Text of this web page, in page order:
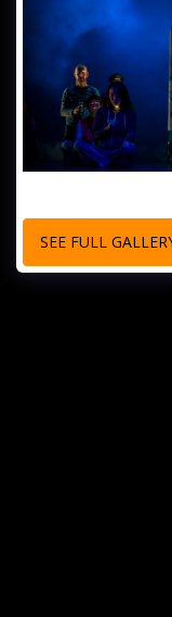
SEE FULL